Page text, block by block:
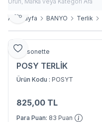
Ana Sayfa BANYO Terlik
Favoriye Ekle
Paylaş
Maisonette
POSY TERLİK
Ürün Kodu : POSYT
825,00 TL
Para Puan: 83 Puan